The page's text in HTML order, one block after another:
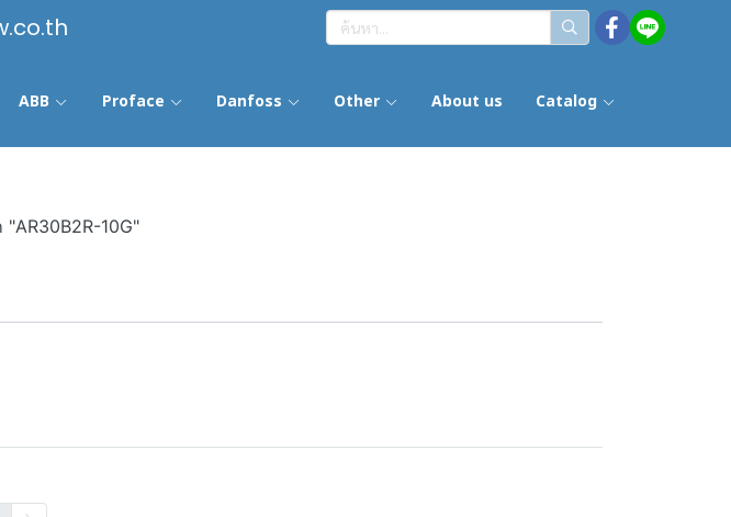
ABB Proface Danfoss Other About us Catalog
10G"